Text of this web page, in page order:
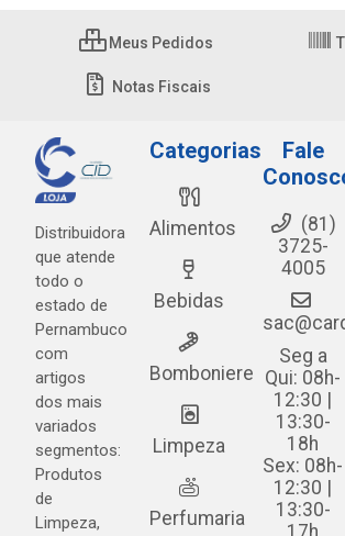
Meus Pedidos
Notas Fiscais
Distribuidora
que atende
todo o
estado de
Pernambuco
com
artigos
dos mais
variados
segmentos:
Produtos
de
Limpeza,
Categorias
Alimentos
Bebidas
Bomboniere
Limpeza
Perfumaria
Fale
(81)
3725-
4005
Seg a
Qui: 08h-
12:30 |
13:30-
18h
Sex: 08h-
12:30 |
13:30-
17h